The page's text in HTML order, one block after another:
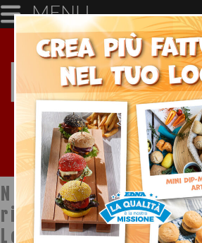
MENU
Notizie dal mondo
ristorazione a cura
Lombardia SpA